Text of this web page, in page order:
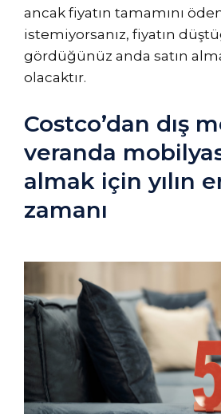
ancak fiyatın tamamını
istemiyorsanız, fiyatın
gördüğünüz anda satın
olacaktır.
Costco’dan dış
veranda
almak için yılın
zamanı